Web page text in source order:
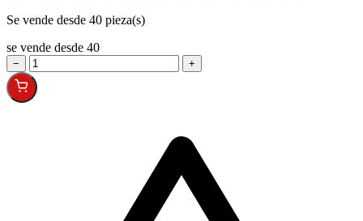
Se vende desde 40 pieza(s)
se vende desde 40
− +